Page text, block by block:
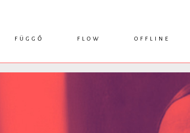
FÜGGŐ
KRITIKA
FLOW
INTERJÚ
OFFLINE
RENDEZVÉNYEK